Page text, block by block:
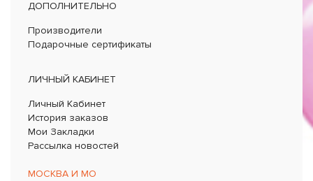
ДОПОЛНИТЕЛЬНО
Производители
Подарочные сертификаты
ЛИЧНЫЙ КАБИНЕТ
Личный Кабинет
История заказов
Мои Закладки
Рассылка новостей
МОСКВА И МО